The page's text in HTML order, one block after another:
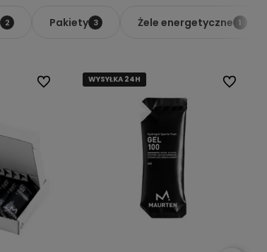
2 Pakiety 3 Żele energetyczne 1
Do ulubionychWYSYŁKA 24H
WYSYŁKA 24H
WYSYŁKA 24H Do